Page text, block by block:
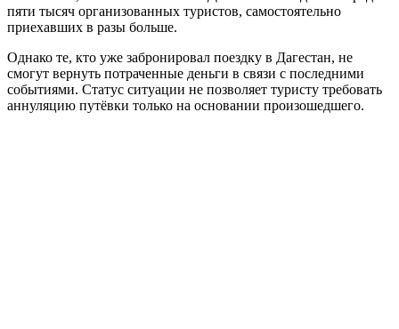
пяти тысяч организованных туристов, самостоятельно
приехавших в разы больше.
Однако те, кто уже забронировал поездку в Дагестан, не
смогут вернуть потраченные деньги в связи с последними
событиями. Статус ситуации не позволяет туристу требовать
аннуляцию путёвки только на основании произошедшего.